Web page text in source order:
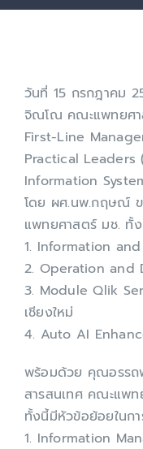
วันที่ 15 กรกฎาคม
จิณโณ คณะแพทยศา
First-Line
Practical Leaders
Information
โดย ผศ.นพ.กฤษณ์
แพทยศาสตร์ มช. ทั้
1. Information
2. Operation and
3. Module Qlik
เชียงใหม่
4. Auto AI
พร้อมด้วย คุณอรรถ
สารสนเทศ คณะแพ
ทั้งนี้มีหัวข้อย้อยในก
1. Information